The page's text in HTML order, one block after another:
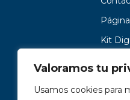
Valoramos tu
Usamos cookies para
Kit